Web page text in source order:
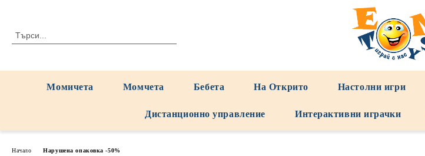
Момичета Момчета Бебета На Открито Настолни игри
Дистанционно управление Интерактивни играчки
Начало Нарушена опаковка -50%